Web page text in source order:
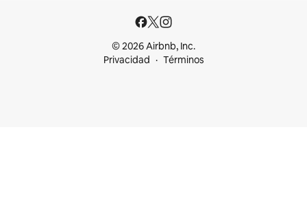
© 2026 Airbnb, Inc.
Privacidad
Términos